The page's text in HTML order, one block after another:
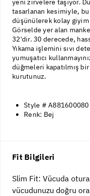
yeni zirvelere taşıyor.
tasarlanan kesimiyle,
düşünülerek kolay
Görselde yer alan
32'dir. 30 derecede,
Yıkama işlemini sıvı
yumuşatıcı
düğmeleri kapatılmış
kurutunuz.
Style # A881600080
Renk: Bej
Fit Bilgileri
Slim Fit: Vücuda
vücudunuzu doğru